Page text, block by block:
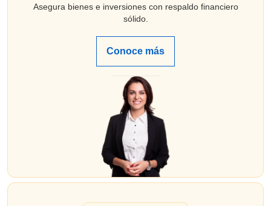
Asegura bienes e inversiones con respaldo financiero
sólido.
Conoce más